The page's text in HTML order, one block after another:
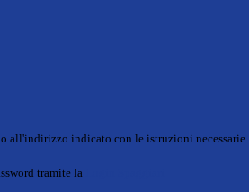
all'indirizzo indicato con le istruzioni necessarie.
tramite la